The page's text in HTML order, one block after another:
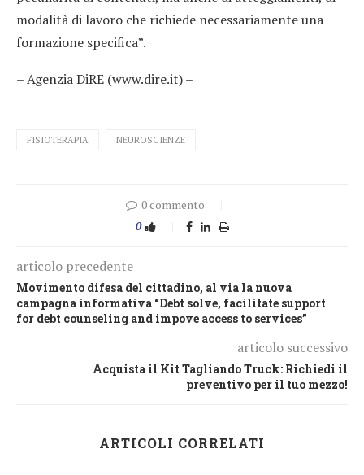
modalità di lavoro che richiede necessariamente una
formazione specifica”.
– Agenzia DiRE (www.dire.it) –
FISIOTERAPIA NEUROSCIENZE
0 commento
0
articolo precedente
Movimento difesa del cittadino, al via la nuova
campagna informativa “Debt solve, facilitate support
for debt counseling and impove access to services”
articolo successivo
Acquista il Kit Tagliando Truck: Richiedi il
preventivo per il tuo mezzo!
ARTICOLI CORRELATI